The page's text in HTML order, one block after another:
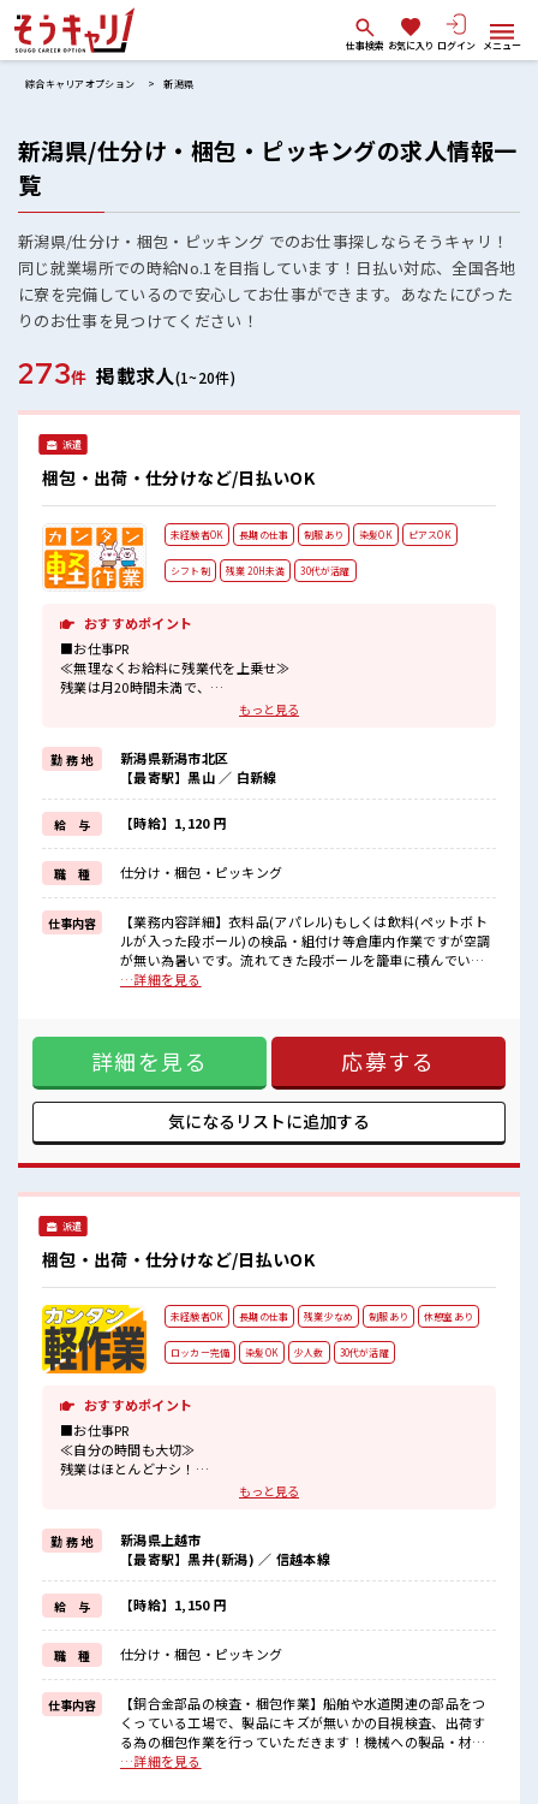
仕事検索 お気に入り ログイン メニュー
綜合キャリアオプション 新潟県
新潟県/仕分け・梱包・ピッキングの求人情報一
覧
新潟県/仕分け・梱包・ピッキング でのお仕事探しならそうキャリ！
同じ就業場所での時給No.1を目指しています！日払い対応、全国各地
に寮を完備しているので安心してお仕事ができます。あなたにぴった
りのお仕事を見つけてください！
273件 掲載求人(1~20件)
派遣
梱包・出荷・仕分けなど/日払いOK
未経験者OK 長期の仕事 制服あり 染髪OK ピアスOK
シフト制 残業 20H未満 30代が活躍
おすすめポイント
■お仕事PR
≪無理なくお給料に残業代を上乗せ≫
残業は月20時間未満で、
派手過ぎなければ髪型や髪色自由♪
(規定有)≪ラクラク制服アリ≫
制服があるので、
毎日の服装の悩み解消♪
≪未経験の方も大カンゲイ≫
新しいことにチャレンジするのは不安だけど、
しっかり働く環境が整っています！
イチからスキルUP・ステップUP目指していきましょう！
≪自分に合った期間で働ける≫
福利厚生が整った派遣のお仕事です！
■職場の雰囲気
髪型にこだわりのあるアナタは必見！
未経験から始めたい方を応援！
わからないことや不安なことはしっかり教えてくれます！
もっと見る
勤 務 地
新潟県新潟市北区
【最寄駅】黒山 ／ 白新線
給 与 【時給】1,120 円
職 種 仕分け・梱包・ピッキング
仕事内容
【業務内容詳細】衣料品(アパレル)もしくは飲料(ペットボト
ルが入った段ボール)の検品・組付け等倉庫内作業ですが空調
が無い為暑いです。流れてきた段ボールを籠車に積んでいき
ますが、1箱10kg程度の物を籠が満タンになるまで積んでい
くお給料に残業代を上乗せ≫ 残業は月20時間未満で、 ほどよ
く稼げます♪ ≪モチベーションもUP≫ 派手過ぎなければ髪型
や髪色自由♪ (規定有)≪ラクラク制服アリ≫ 制服があるの
で、 毎日の服装の悩み解消♪ ≪未経験の方も大カンゲイ≫ 新
しいことにチャレンジするのは不安だけど、 しっかり働く環
境が整っています！ イチからスキルUP・ステップUP目指し
整った派遣のお仕事です！ ■職場の雰囲気 髪型にこだわりの
あるアナタは必見！ 髪型自由な職場！ 程よく残業あり！ 未経
…詳細を見る
詳細を見る 応募する
気になるリストに追加する
派遣
梱包・出荷・仕分けなど/日払いOK
未経験者OK 長期の仕事 残業少なめ 制服あり 休憩室あり
ロッカー完備 染髪OK 少人数 30代が活躍
おすすめポイント
■お仕事PR
≪自分の時間も大切≫
残業はほとんどナシ！
場合によってはお願いすることもあります♪
基本的に髪色自由で明るすぎたり奇抜でなければOKです！
(規定有)≪機能的な制服アリ≫
制服があるので、
毎日の服装の悩み解消♪
≪初めての仕事だけど自分にもできそう≫
新しいことにチャレンジするのは不安だけど、
しっかり働く環境が整っています！
イチからスキルUP・ステップUP目指していきましょう！
≪様々なお仕事をご提案≫
一人で悩まず気軽に相談できる、
派遣のお仕事です！
■職場の雰囲気
もっと見る
勤 務 地
新潟県上越市
【最寄駅】黒井(新潟) ／ 信越本線
給 与 【時給】1,150 円
職 種 仕分け・梱包・ピッキング
仕事内容
【銅合金部品の検査・梱包作業】船舶や水道関連の部品をつ
くっている工場で、製品にキズが無いかの目視検査、出荷す
る為の梱包作業を行っていただきます！機械への製品・材料
脱着作業、カーボン埋設などの業務もございます♪難しいお
…詳細を見る